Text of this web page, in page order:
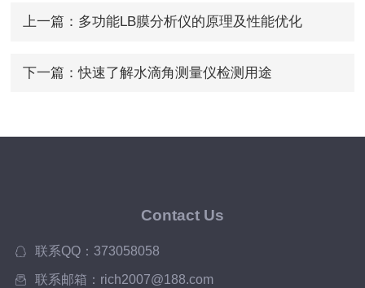
上一篇： 多功能LB膜分析仪的原理及性能优化
下一篇：快速了解水滴角测量仪检测用途
Contact Us
联系QQ：373058058
联系邮箱：rich2007@188.com